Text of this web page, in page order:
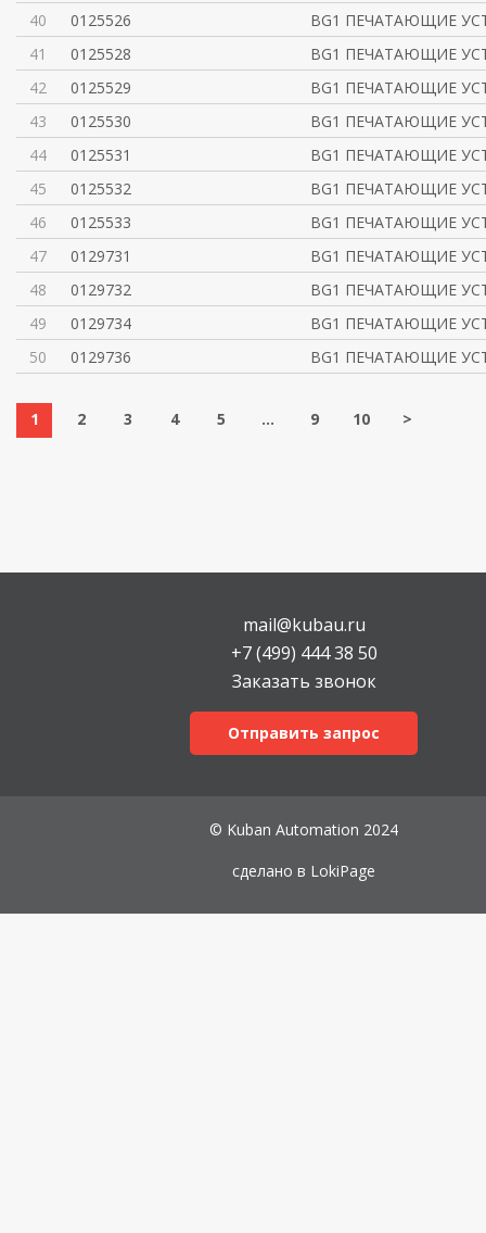
40
0125526
BG1 ПЕЧАТАЮЩИЕ
41
0125528
BG1 ПЕЧАТАЮЩИЕ
42
0125529
BG1 ПЕЧАТАЮЩИЕ
43
0125530
BG1 ПЕЧАТАЮЩИЕ
44
0125531
BG1 ПЕЧАТАЮЩИЕ
45
0125532
BG1 ПЕЧАТАЮЩИЕ
46
0125533
BG1 ПЕЧАТАЮЩИЕ
47
0129731
BG1 ПЕЧАТАЮЩИЕ
48
0129732
BG1 ПЕЧАТАЮЩИЕ
49
0129734
BG1 ПЕЧАТАЮЩИЕ
50
0129736 BG1 ПЕЧАТАЮЩИЕ
1 2 3 4 5 ... 9 10 >
mail@kubau.ru
+7 (499) 444 38 50
Заказать звонок
Отправить запрос
© Kuban Automation 2024
сделано в LokiPage